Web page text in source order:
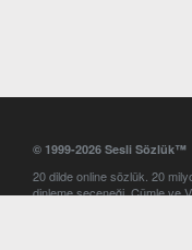
© 1999-2026 Sesli Sözlük™
20 dilde online sözlük. 20
dinleme seçeneği. Cümle ve